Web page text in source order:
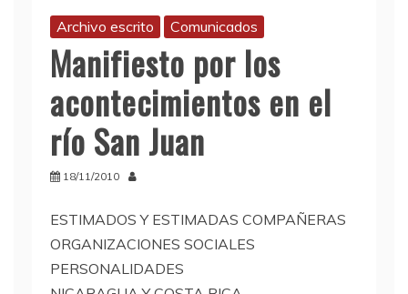
Archivo escrito Comunicados
Manifiesto por los
acontecimientos en el
río San Juan
18/11/2010
ESTIMADOS Y ESTIMADAS COMPAÑERAS
ORGANIZACIONES SOCIALES
PERSONALIDADES